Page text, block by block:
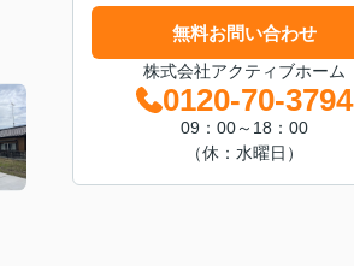
無料お問い合わせ
株式会社アクティブホーム
0120-70-3794
09：00～18：00
（休：水曜日）